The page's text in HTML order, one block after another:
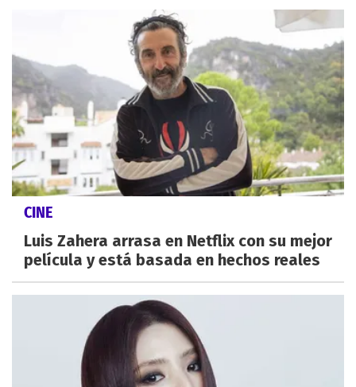
CINE
Luis Zahera arrasa en Netflix con su mejor
película y está basada en hechos reales